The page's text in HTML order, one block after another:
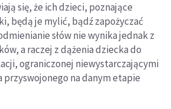
się, że ich dzieci, poznające
będą je mylić, bądź zapożyczać
słów nie wynika jednak z
a raczej z dążenia dziecka do
ograniczonej niewystarczającymi
przyswojonego na danym etapie